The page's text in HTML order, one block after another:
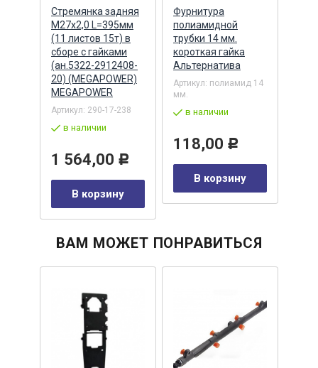
Стремянка задняя
М27х2,0 L=395мм
(11 листов 15т) в
сборе с гайками
(ан.5322-2912408-
20) (MEGAPOWER)
MEGAPOWER
Артикул: 290-17-238
в наличии
1 564,00 Р
В корзину
Фурнитура
полиамидной
трубки 14 мм.
короткая гайка
Альтернатива
Артикул: полиамид 14
мм.
в наличии
118,00 Р
В корзину
ВАМ МОЖЕТ ПОНРАВИТЬСЯ